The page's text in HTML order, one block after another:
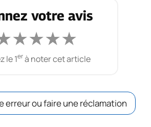
votre avis
★★★★
le 1erà noter cet article
erreur ou faire une réclamation